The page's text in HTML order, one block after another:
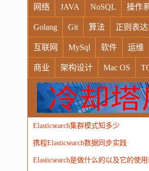
网络 JAVA NoSQL 操作
Golang Git 算法 正则表
互联网 MySql 软件 运维
商业 架构设计 Mac OS
Windows Oracle Socket
MongoDB 运营 Python
电子 娱乐 设计 摄影
WordPress HTTP 团建
Elasticsearch集群模式知多少
携程Elasticsearch数据同步实践
Elasticsearch是做什么的以及它的使